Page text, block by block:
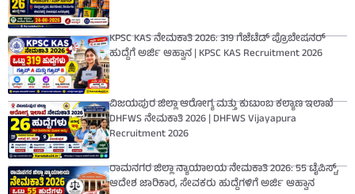
KPSC KAS ನೇಮಕಾತಿ 2026: 319 ಗೆಜೆಟೆಡ್ ಪ್ರೊಬೇಷನರ್
ಹುದ್ದೆಗೆ ಅರ್ಜಿ ಆಹ್ವಾನ | KPSC KAS Recruitment 2026
ವಿಜಯಪುರ ಜಿಲ್ಲಾ ಆರೋಗ್ಯ ಮತ್ತು ಕುಟುಂಬ ಕಲ್ಯಾಣ ಇಲಾಖೆ
DHFWS ನೇಮಕಾತಿ 2026 | DHFWS Vijayapura
Recruitment 2026
ರಾಮನಗರ ಜಿಲ್ಲಾ ನ್ಯಾಯಾಲಯ ನೇಮಕಾತಿ 2026: 55 ಟೈಪಿಸ್ಟ್,
ಆದೇಶ ಜಾರಿಕಾರ, ಸೇವಕರು ಹುದ್ದೆಗಳಿಗೆ ಅರ್ಜಿ ಆಹ್ವಾನ